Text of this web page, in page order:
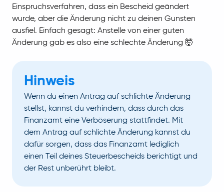
Einspruchsverfahren, dass ein Bescheid geändert
wurde, aber die Änderung nicht zu deinen Gunsten
ausfiel. Einfach gesagt: Anstelle von einer guten
Änderung gab es also eine schlechte Änderung 🤯
Hinweis
Wenn du einen Antrag auf schlichte Änderung
stellst, kannst du verhindern, dass durch das
Finanzamt eine Verböserung stattfindet. Mit
dem Antrag auf schlichte Änderung kannst du
dafür sorgen, dass das Finanzamt lediglich
einen Teil deines Steuerbescheids berichtigt und
der Rest unberührt bleibt.